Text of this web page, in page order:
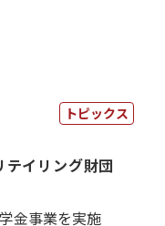
トピックス
テイリング財団
金事業を実施